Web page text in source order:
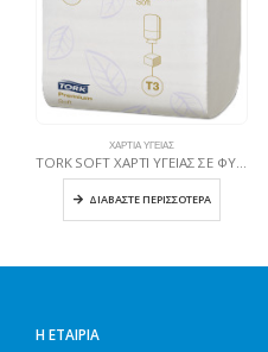
ΧΑΡΤΙΆ ΥΓΕΊΑΣ
TORK SOFT ΧΑΡΤΙ ΥΓΕΙΑΣ ΣΕ ΦΥΛΛΑ
ΔΙΑΒΆΣΤΕ ΠΕΡΙΣΣΌΤΕΡΑ
Η ΕΤΑΙΡΊΑ